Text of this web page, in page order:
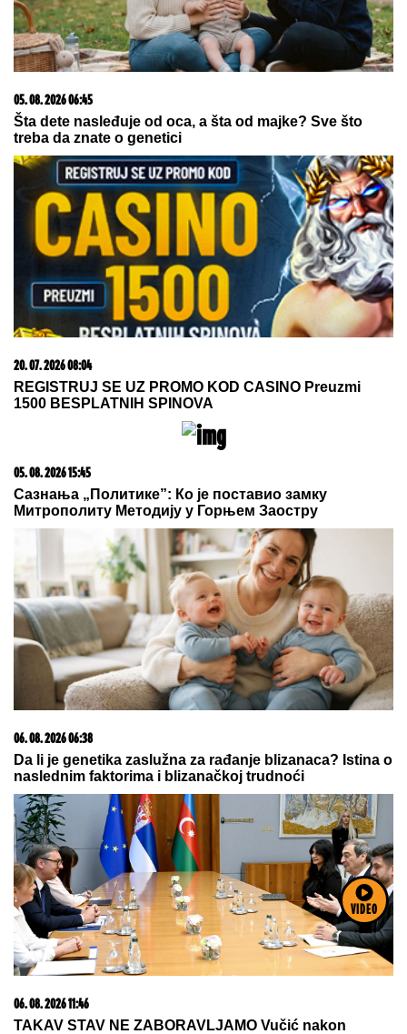
VIDEO
05. 08. 2026 06:45
Šta dete nasleđuje od oca, a šta od majke? Sve što
treba da znate o genetici
20. 07. 2026 08:04
REGISTRUJ SE UZ PROMO KOD CASINO Preuzmi
1500 BESPLATNIH SPINOVA
05. 08. 2026 15:45
Сазнања „Политике”: Ко је поставио замку
Митрополиту Методију у Горњем Заостру
06. 08. 2026 06:38
Da li je genetika zaslužna za rađanje blizanaca? Istina o
naslednim faktorima i blizanačkoj trudnoći
06. 08. 2026 11:46
TAKAV STAV NE ZABORAVLJAMO Vučić nakon